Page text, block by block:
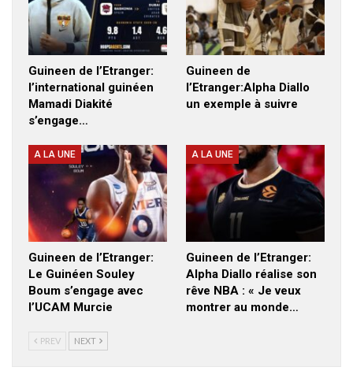
Guineen de l’Etranger:
l’international guinéen
Mamadi Diakité
s’engage…
Guineen de
l’Etranger:Alpha Diallo
un exemple à suivre
A LA UNE
Guineen de l’Etranger:
Le Guinéen Souley
Boum s’engage avec
l’UCAM Murcie
A LA UNE
Guineen de l’Etranger:
Alpha Diallo réalise son
rêve NBA : « Je veux
montrer au monde…
PREV NEXT